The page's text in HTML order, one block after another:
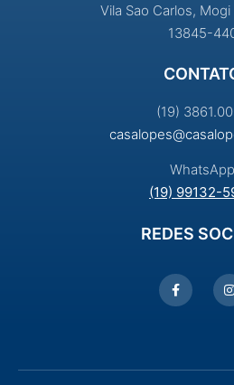
Vila Sao Carlos, Mogi
13845-
(19)
WhatsApp
(19) 99132-
REDES